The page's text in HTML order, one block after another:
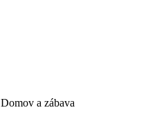
Domov a zábava